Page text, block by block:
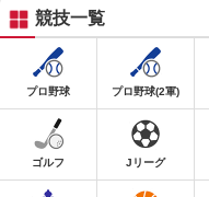
競技一覧
プロ野球 プロ野球(2軍)
ゴルフ Jリーグ